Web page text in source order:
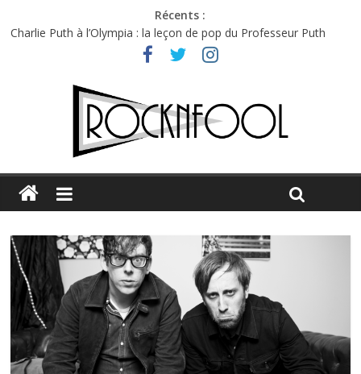
Récents :
Charlie Puth à l’Olympia : la leçon de pop du Professeur Puth
Festival Triptyque : un nouveau festival de musique indépendant
Hellfest 2026 vendredi : température et émotions en hausse
Hellfest 2026 jeudi : impossible de choisir entre chaleur et bonne
Première édition du Midgard Festival : entre bière, métal et